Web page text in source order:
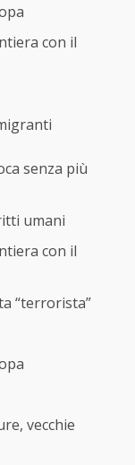
con il
senza più
umani
con il
“terrorista”
vecchie